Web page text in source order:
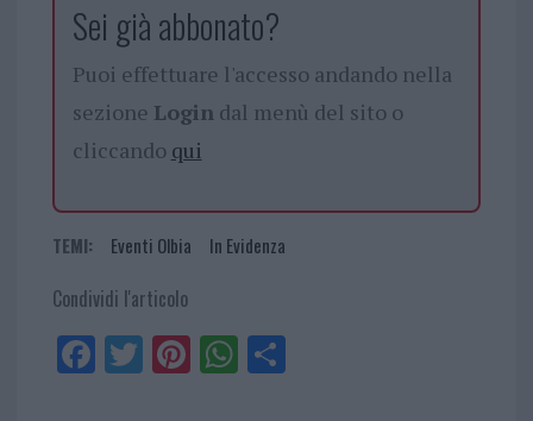
Sei già abbonato?
Puoi effettuare l'accesso andando nella
sezione Logindal menù del sito o
cliccando qui
TEMI: Eventi Olbia In Evidenza
Condividi l'articolo
Fa
ce
Tw
itt
Pi
nt
W
ha
Sh